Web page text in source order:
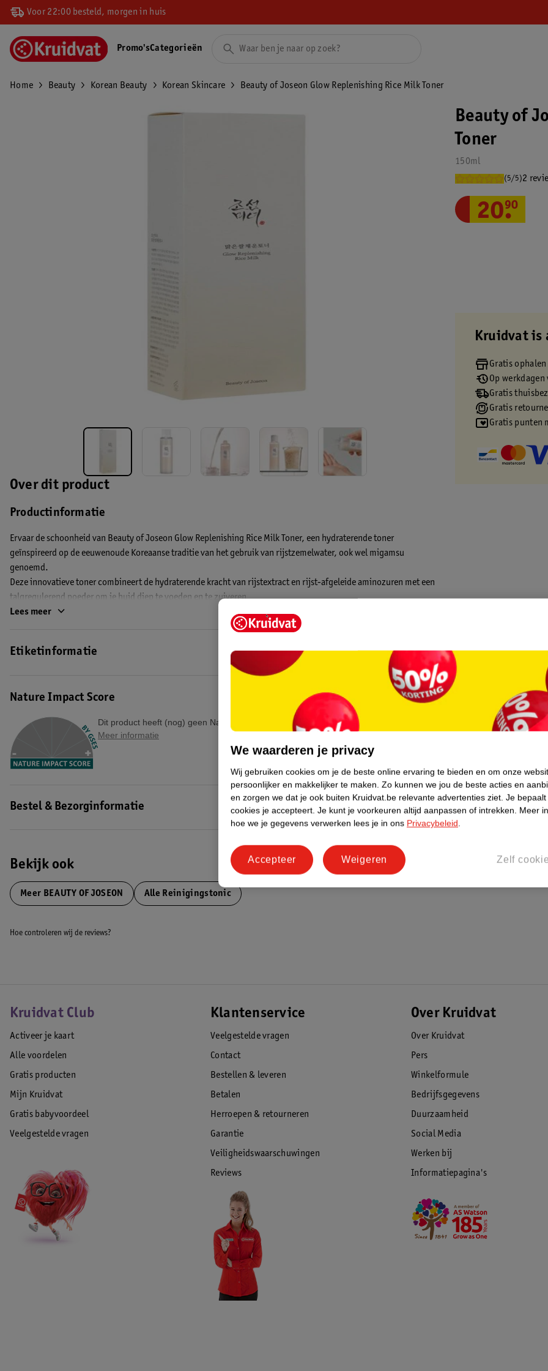
Voor 22:00 besteld, morgen in huis
Promo'sCategorieën
Home Beauty Korean Beauty Korean Skincare Beauty of Joseon Glow Replenishing Rice Milk Toner
Over dit product
Productinformatie
Ervaar de schoonheid van Beauty of Joseon Glow Replenishing Rice Milk Toner, een hydraterende toner
geïnspireerd op de eeuwenoude Koreaanse traditie van het gebruik van rijstzemelwater, ook wel migamsu
genoemd.
Deze innovatieve toner combineert de hydraterende kracht van rijstextract en rijst-afgeleide aminozuren met een
talgregulerend poeder om je huid diep te voeden en te zuiveren.
De lichte, verfrissende formule dringt diep door zonder een vettig laagje achter te laten, waardoor het geschikt is
De unieke dubbele formule bestaat uit een vochtlaag vol met voedzaam rijstextract en een poederlaag die effectief
De Beauty of Joseon Glow Replenishing Rice Milk Toner is ideaal voor dagelijks gebruik in elk seizoen. Hij zorgt
voor een volle, gladde en stralende teint, met diepe hydratatie en antioxidantenbescherming voor een comfortabel
gehydrateerde huid, de hele dag door.
EAN code:8809968130239
Lees meer
Etiketinformatie
Nature Impact Score
Dit product heeft (nog) geen Nature Impact Score.
Meer informatie
Bestel & Bezorginformatie
Bekijk ook
Meer BEAUTY OF JOSEON Alle Reinigingstonic
Beauty of
Toner
150ml
(5/5)2
20.
90
Kruidvat is
Gratis
Op
Gratis
Gratis
Gratis punten
Hoe controleren wij de reviews?
Kruidvat Club
Activeer je kaart
Alle voordelen
Gratis producten
Mijn Kruidvat
Gratis babyvoordeel
Veelgestelde vragen
Klantenservice
Veelgestelde vragen
Contact
Bestellen & leveren
Betalen
Herroepen & retourneren
Garantie
Veiligheidswaarschuwingen
Reviews
Over Kruidvat
Over Kruidvat
Pers
Winkelformule
Bedrijfsgegevens
Duurzaamheid
Social Media
Werken bij
Informatiepagina's
We waarderen je privacy
Wij gebruiken cookies om je de beste online ervaring te bieden en om onze
persoonlijker en makkelijker te maken. Zo kunnen we jou de beste acties en
en zorgen we dat je ook buiten Kruidvat.be relevante advertenties ziet. Je
cookies je accepteert. Je kunt je voorkeuren altijd aanpassen of intrekken. Meer
hoe we je gegevens verwerken lees je in ons Privacybeleid.
Zelf
Weigeren
Accepteer